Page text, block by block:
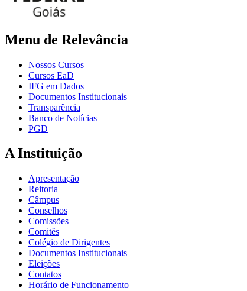
Menu de Relevância
Nossos Cursos
Cursos EaD
IFG em Dados
Documentos Institucionais
Transparência
Banco de Notícias
PGD
A Instituição
Apresentação
Reitoria
Câmpus
Conselhos
Comissões
Comitês
Colégio de Dirigentes
Documentos Institucionais
Eleições
Contatos
Horário de Funcionamento